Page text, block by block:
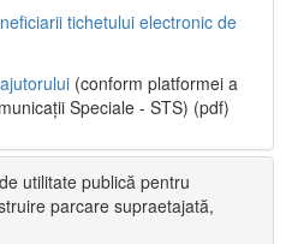
tichetului electronic de
(conform platformei a
Speciale - STS) (pdf)
utilitate publică pentru
parcare supraetajată,